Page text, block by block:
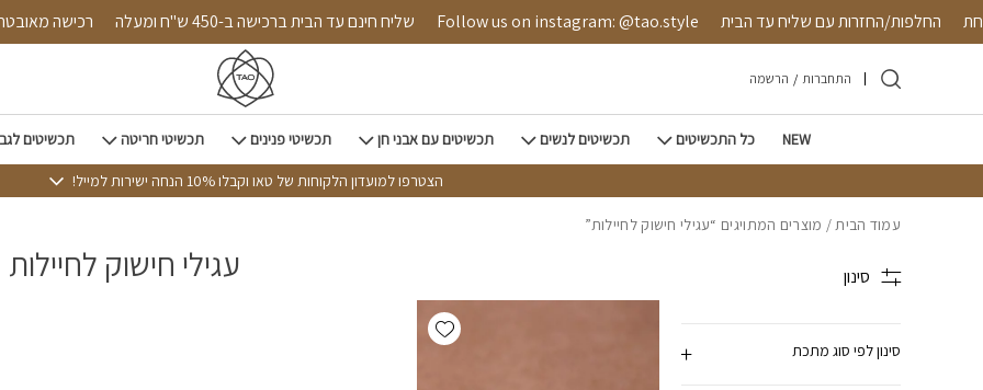
Skip to Contentהחלפות/החזרות עם שליח עד הבית Follow us on instagram: @tao.style שליח חינם עד הבית ברכישה ב-450 ש"ח ומעלה רכישה
התחברות / הרשמה
NEW כל התכשיטים תכשיטים לנשים תכשיטים עם אבני חן תכשיטי פנינים תכשיטי חריטה תכשיטים
הצטרפו למועדון הלקוחות של טאו וקבלו 10% הנחה ישירות למייל!
עמוד הבית/ מוצרים המתויגים “עגילי חישוק לחיילות”
עגילי חישוק לחיילות סינון
סינון לפי סוג מתכת
Add wishlist
בחזרה למעלה